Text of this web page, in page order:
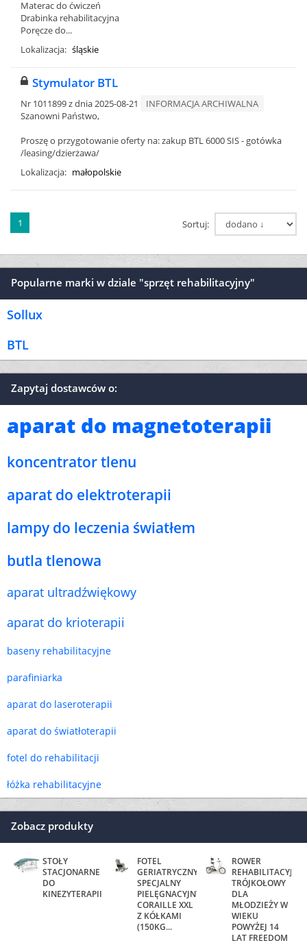
Materac do ćwiczeń
Drabinka rehabilitacyjna
Poręcze do...
Lokalizacja: śląskie
Stymulator BTL
Nr 1011899 z dnia 2025-08-21
INFORMACJA ARCHIWALNA
Szanowni Państwo,
Proszę o przygotowanie oferty na: zakup BTL 6000 SIS - gotówka
/leasing/dzierżawa/
Lokalizacja: małopolskie
1 Sortuj:
Popularne marki w dziale "sprzęt rehabilitacyjny"
Sollux
BTL
Zapytaj dostawców o:
aparat do magnetoterapii
koncentrator tlenu
aparat do elektroterapii
lampy do leczenia światłem
butla tlenowa
aparat ultradźwiękowy
aparat do krioterapii
baseny rehabilitacyjne
parafiniarka
aparat do laseroterapii
aparat do światłoterapii
fotel do rehabilitacji
łóżka rehabilitacyjne
Zobacz produkty
STOŁY
STACJONARNE
DO
KINEZYTERAPII
FOTEL
GERIATRYCZNY
SPECJALNY
PIELĘGNACYJNY
CORAILLE XXL
Z KÓŁKAMI
(150KG...
ROWER
REHABILITACYJNY
TRÓJKOŁOWY
DLA
MŁODZIEŻY W
WIEKU
POWYŻEJ 14
LAT FREEDOM